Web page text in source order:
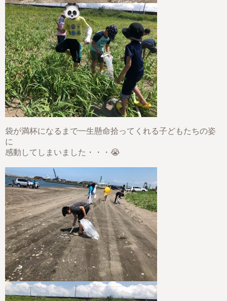
袋が満杯になるまで一生懸命拾ってくれる子どもたちの姿
に
感動してしまいました・・・😭